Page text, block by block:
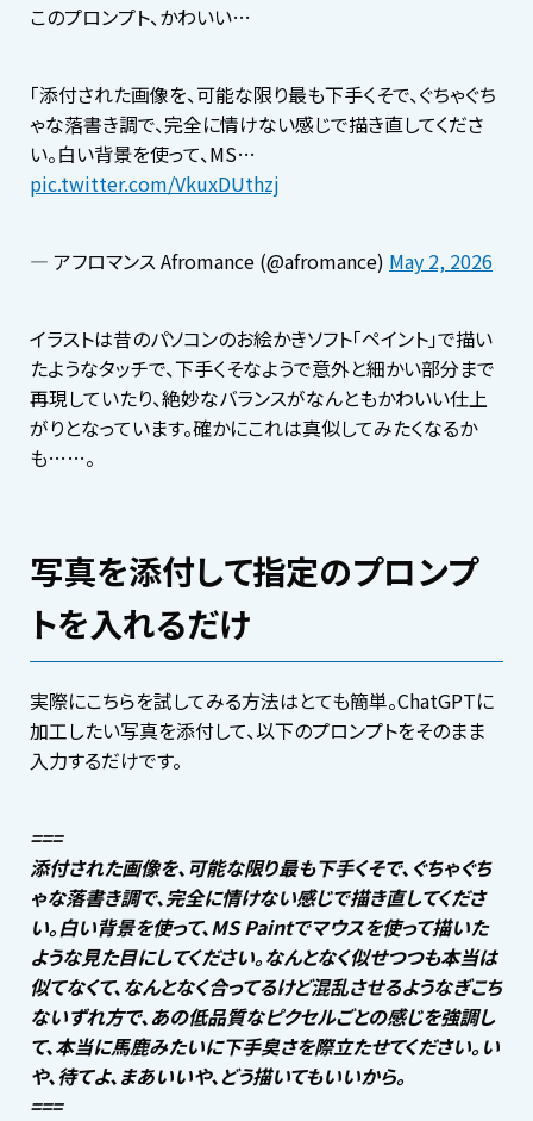
このプロンプト、かわいい…
「添付された画像を、可能な限り最も下手くそで、ぐちゃぐち
ゃな落書き調で、完全に情けない感じで描き直してくださ
い。白い背景を使って、MS…
pic.twitter.com/VkuxDUthzj
— アフロマンス Afromance (@afromance) May 2, 2026
イラストは昔のパソコンのお絵かきソフト「ペイント」で描い
たようなタッチで、下手くそなようで意外と細かい部分まで
再現していたり、絶妙なバランスがなんともかわいい仕上
がりとなっています。確かにこれは真似してみたくなるか
も……。
写真を添付して指定のプロンプ
トを入れるだけ
実際にこちらを試してみる方法はとても簡単。ChatGPTに
加工したい写真を添付して、以下のプロンプトをそのまま
入力するだけです。
===
添付された画像を、可能な限り最も下手くそで、ぐちゃぐち
ゃな落書き調で、完全に情けない感じで描き直してくださ
い。白い背景を使って、MS Paintでマウスを使って描いた
ような見た目にしてください。なんとなく似せつつも本当は
似てなくて、なんとなく合ってるけど混乱させるようなぎこち
ないずれ方で、あの低品質なピクセルごとの感じを強調し
て、本当に馬鹿みたいに下手臭さを際立たせてください。い
や、待てよ、まあいいや、どう描いてもいいから。
===